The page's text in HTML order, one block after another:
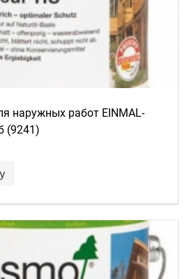
наружных работ EINMAL-
(9241)